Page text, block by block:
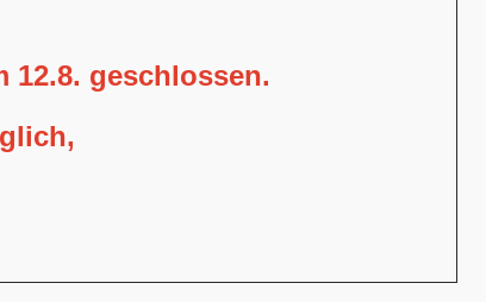
12.8. geschlossen.